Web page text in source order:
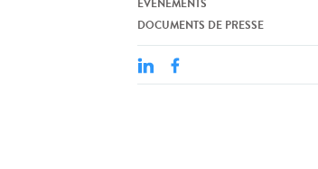
ÉVÉNEMENTS
DOCUMENTS DE PRESSE